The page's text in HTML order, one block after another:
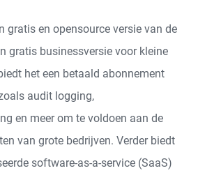
gratis en opensource versie van de
gratis businessversie voor kleine
het een betaald abonnement
audit logging,
en meer om te voldoen aan de
van grote bedrijven. Verder biedt
software-as-a-service (SaaS)